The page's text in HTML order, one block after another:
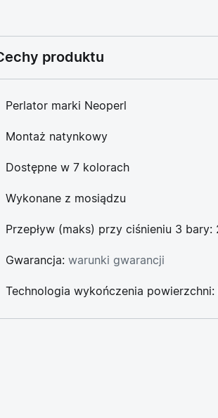
produktu
Perlator marki Neoperl
Montaż natynkowy
Dostępne w 7 kolorach
Wykonane z mosiądzu
Przepływ (maks) przy ciśnieniu 3 bary:
Gwarancja: warunki gwarancji
Technologia wykończenia powierzchni: